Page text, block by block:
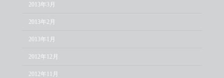
2013年3月
2013年2月
2013年1月
2012年12月
2012年11月